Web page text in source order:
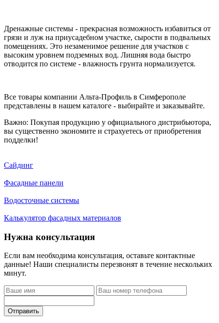
Дренажные системы - прекрасная возможность избавиться от
грязи и луж на приусадебном участке, сырости в подвальных
помещениях. Это незаменимое решение для участков с
высоким уровнем подземных вод. Лишняя вода быстро
отводится по системе - влажность грунта нормализуется.
Все товары компании Альта-Профиль в Симферополе
представлены в нашем каталоге - выбирайте и заказывайте.
Важно: Покупая продукцию у официального дистрибьютора,
вы существенно экономите и страхуетесь от приобретения
подделки!
Сайдинг
Фасадные панели
Водосточные системы
Калькулятор фасадных материалов
Нужна консультация
Если вам необходима консультация, оставьте контактные
данные! Наши специалисты перезвонят в течение нескольких
минут.
Отправить